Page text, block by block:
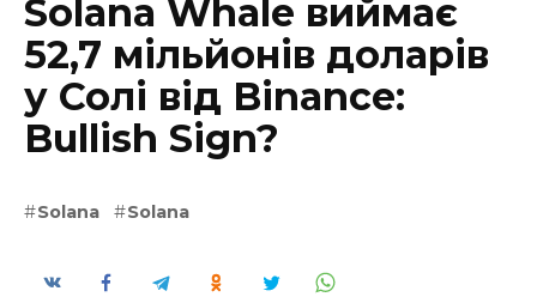
Solana Whale виймає
52,7 мільйонів доларів
у Солі від Binance:
Bullish Sign?
Solana Solana